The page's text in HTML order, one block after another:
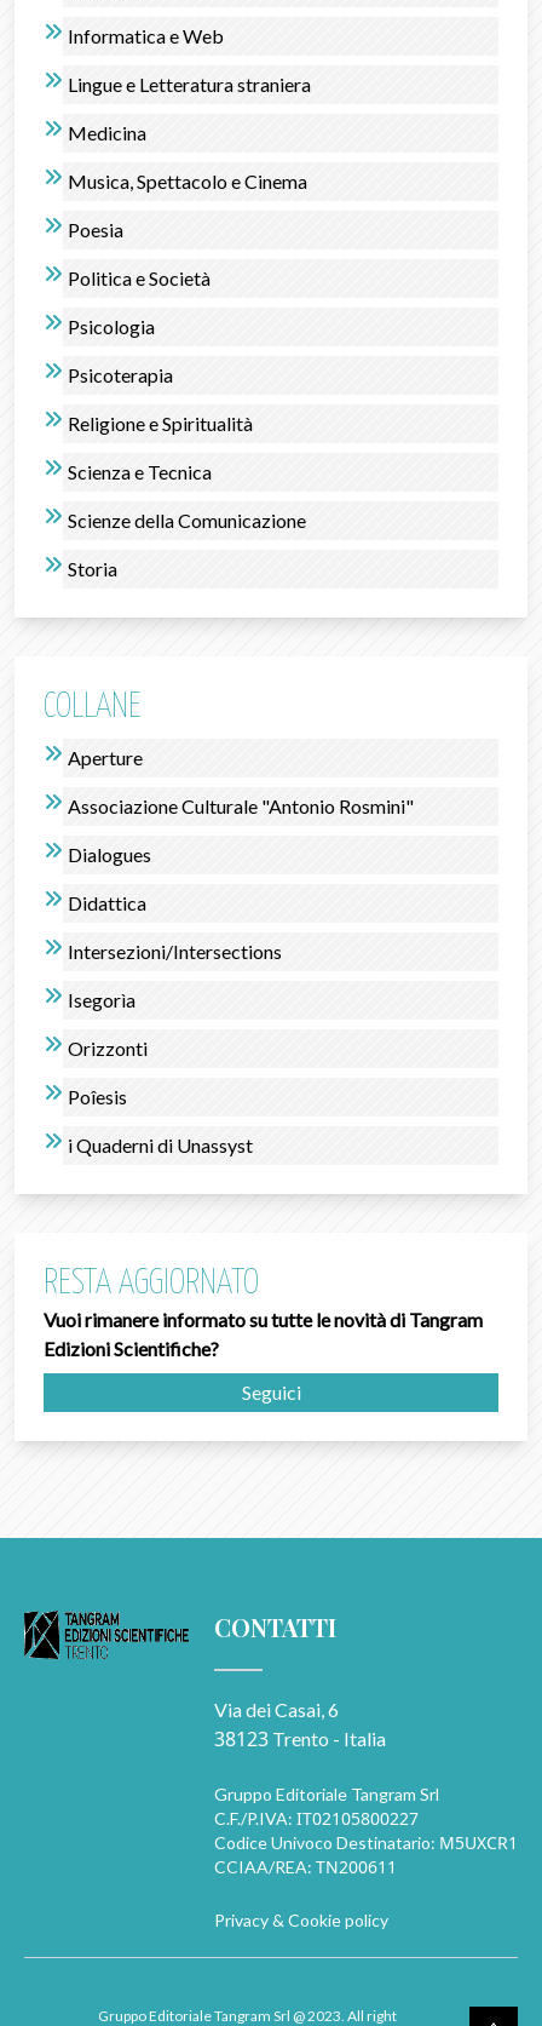
Informatica e Web
Lingue e Letteratura straniera
Medicina
Musica, Spettacolo e Cinema
Poesia
Politica e Società
Psicologia
Psicoterapia
Religione e Spiritualità
Scienza e Tecnica
Scienze della Comunicazione
Storia
COLLANE
Aperture
Associazione Culturale "Antonio Rosmini"
Dialogues
Didattica
Intersezioni/Intersections
Isegorìa
Orizzonti
Poîesis
i Quaderni di Unassyst
RESTA AGGIORNATO
Vuoi rimanere informato su tutte le novità di Tangram
Edizioni Scientifiche?
Seguici
CONTATTI
Via dei Casai, 6
38123 Trento - Italia
Gruppo Editoriale Tangram Srl
C.F./P.IVA: IT02105800227
Codice Univoco Destinatario: M5UXCR1
CCIAA/REA: TN200611
Privacy & Cookie policy
Gruppo Editoriale Tangram Srl @ 2023. All right